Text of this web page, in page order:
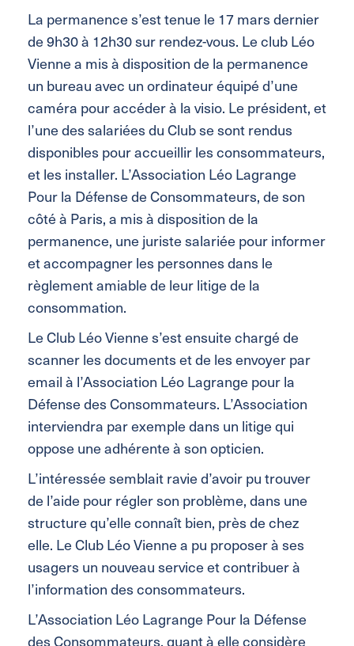
La permanence s’est tenue le 17 mars dernier
de 9h30 à 12h30 sur rendez-vous. Le club Léo
Vienne a mis à disposition de la permanence
un bureau avec un ordinateur équipé d’une
caméra pour accéder à la visio. Le président, et
l’une des salariées du Club se sont rendus
disponibles pour accueillir les consommateurs,
et les installer. L’Association Léo Lagrange
Pour la Défense de Consommateurs, de son
côté à Paris, a mis à disposition de la
permanence, une juriste salariée pour informer
et accompagner les personnes dans le
règlement amiable de leur litige de la
consommation.
Le Club Léo Vienne s’est ensuite chargé de
scanner les documents et de les envoyer par
email à l’Association Léo Lagrange pour la
Défense des Consommateurs. L’Association
interviendra par exemple dans un litige qui
oppose une adhérente à son opticien.
L’intéressée semblait ravie d’avoir pu trouver
de l’aide pour régler son problème, dans une
structure qu’elle connaît bien, près de chez
elle. Le Club Léo Vienne a pu proposer à ses
usagers un nouveau service et contribuer à
l’information des consommateurs.
L’Association Léo Lagrange Pour la Défense
des Consommateurs, quant à elle considère